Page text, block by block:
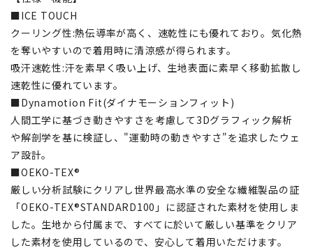
■ICE TOUCH
クーリング性:熱伝導率が高く、速乾性にも優れており。気化熱
を奪いやすいので着用時に清涼感が得られます。
吸汗速乾性:汗を素早く吸い上げ、生地表面に素早く移動拡散し
速乾性に優れています。
■Dynamotion Fit(ダイナモーションフィット)
人間工学に基づき動きやすさを考慮して3Dグラフィック解析
や解剖学を基に検証し、"運動時の動きやすさ"を追求したウェ
ア設計。
■OEKO-TEX®
厳しい分析試験にクリアし世界最高水準の安全な繊維製品の証
「OEKO-TEX®STANDARD100」に認証された素材を使用しま
した。生地から付属まで、すべてに於いて厳しい基準をクリア
した素材を使用しているので、安心して着用いただけます。